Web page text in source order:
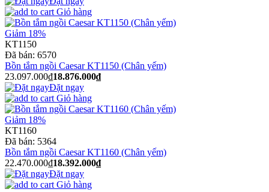
Giỏ hàng
Giảm 18%
KT1150
Đã bán: 6570
Bồn tắm ngồi Caesar KT1150 (Chân yếm)
23.097.000₫18.876.000₫
Đặt ngay
Giỏ hàng
Giảm 18%
KT1160
Đã bán: 5364
Bồn tắm ngồi Caesar KT1160 (Chân yếm)
22.470.000₫18.392.000₫
Đặt ngay
Giỏ hàng